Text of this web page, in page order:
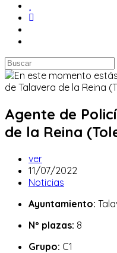
Agente de
de la Reina
Autor
de
la
ver
Publicación
de
entrada:
11/07/2022
Categoría
la
Noticias
Ayuntamiento:
Nº plazas: 8
Grupo: C1